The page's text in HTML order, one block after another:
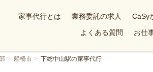
家事代行とは 業務委託の求人
CaSy
よくある質問
お仕
船橋市 下総中山駅の家事代行